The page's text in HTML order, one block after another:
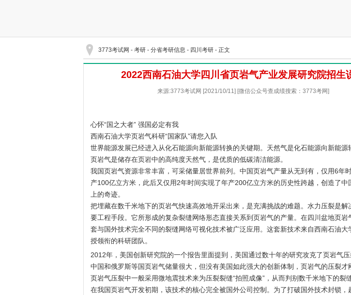
3773考试网 - 考研 - 分省考研信息 - 四川考研 - 正文
2022西南石油大学四川省页岩气产业发展研究院招生
来源:3773考试网 [2021/10/11] [微信公众号查成绩搜索：3773考网]
心怀“国之大者” 强国必定有我
西南石油大学页岩气科研“国家队”请您入队
世界能源发展已经进入从化石能源向新能源转换的关键期。天然气是化石能源向新能源
页岩气是储存在页岩中的高纯度天然气，是优质的低碳清洁能源。
我国页岩气资源非常丰富，可采储量居世界前列。中国页岩气产量从无到有，仅用6年
产100亿立方米，此后又仅用2年时间实现了年产200亿立方米的历史性跨越，创造了中
上的奇迹。
把埋藏在数千米地下的页岩气快速高效地开采出来，是充满挑战的难题。水力压裂是解
要工程手段。它所形成的复杂裂缝网络形态直接关系到页岩气的产量。在四川盆地页岩
套与国外技术完全不同的裂缝网络可视化技术被广泛应用。这套新技术来自西南石油大
授领衔的科研团队。
2012年，美国创新研究院的一个报告里面提到，美国通过数十年的研究攻克了页岩气
中国和俄罗斯等国页岩气储量很大，但没有美国如此强大的创新体制，页岩气的压裂才
页岩气压裂中一般采用微地震技术来为压裂裂缝“拍照成像”，从而判别数千米地下的裂
在我国页岩气开发初期，该技术的核心完全被国外公司控制。为了打破国外技术封锁，